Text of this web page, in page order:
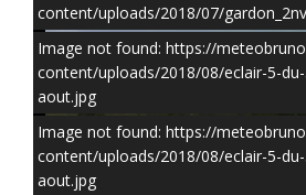
content/uploads/2018/07/
Image not found: https://
content/uploads/2018/08/eclair-5-
aout.jpg
Image not found: https://
content/uploads/2018/08/eclair-5-
aout.jpg